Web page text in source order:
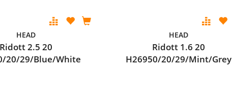
HEAD
Ridott 2.5 20
20/29/Blue/White
HEAD
Ridott 1.6 20
H26950/20/29/Mint/Grey